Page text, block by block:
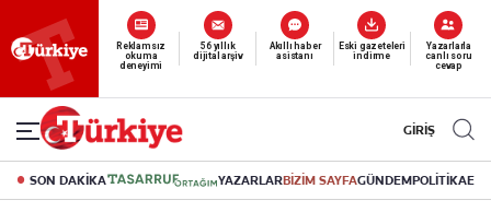
Yeni nesil dijital
abonelik 19 TL’den başlayan fiyatlarla.
GİRİŞ
SON DAKİKA YAZARLARBİZİM SAYFAGÜNDEMPOLİTİKA